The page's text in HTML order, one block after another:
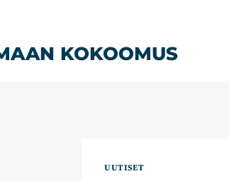
KOKOOMUS
UUTISET